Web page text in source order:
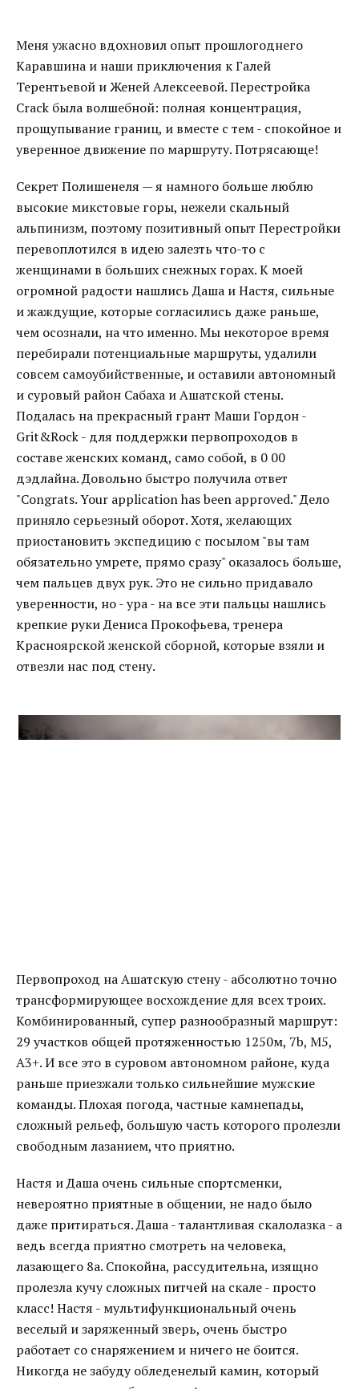
Меня ужасно вдохновил опыт прошлогоднего
Каравшина и наши приключения к Галей
Терентьевой и Женей Алексеевой. Перестройка
Crack была волшебной: полная концентрация,
прощупывание границ, и вместе с тем - спокойное и
уверенное движение по маршруту. Потрясающе!
Секрет Полишенеля — я намного больше люблю
высокие микстовые горы, нежели скальный
альпинизм, поэтому позитивный опыт Перестройки
перевоплотился в идею залезть что-то с
женщинами в больших снежных горах. К моей
огромной радости нашлись Даша и Настя, сильные
и жаждущие, которые согласились даже раньше,
чем осознали, на что именно. Мы некоторое время
перебирали потенциальные маршруты, удалили
совсем самоубийственные, и оставили автономный
и суровый район Сабаха и Ашатской стены.
Подалась на прекрасный грант Маши Гордон -
Grit&Rock - для поддержки первопроходов в
составе женских команд, само собой, в 0 00
дэдлайна. Довольно быстро получила ответ
"Congrats. Your application has been approved." Дело
приняло серьезный оборот. Хотя, желающих
приостановить экспедицию с посылом "вы там
обязательно умрете, прямо сразу" оказалось больше,
чем пальцев двух рук. Это не сильно придавало
уверенности, но - ура - на все эти пальцы нашлись
крепкие руки Дениса Прокофьева, тренера
Красноярской женской сборной, которые взяли и
отвезли нас под стену.
Первопроход на Ашатскую стену - абсолютно точно
трансформирующее восхождение для всех троих.
Комбинированный, супер разнообразный маршрут:
29 участков общей протяженностью 1250м, 7b, M5,
А3+. И все это в суровом автономном районе, куда
раньше приезжали только сильнейшие мужские
команды. Плохая погода, частные камнепады,
сложный рельеф, большую часть которого пролезли
свободным лазанием, что приятно.
Настя и Даша очень сильные спортсменки,
невероятно приятные в общении, не надо было
даже притираться. Даша - талантливая скалолазка - а
ведь всегда приятно смотреть на человека,
лазающего 8а. Спокойна, рассудительна, изящно
пролезла кучу сложных питчей на скале - просто
класс! Настя - мультифункциональный очень
веселый и заряженный зверь, очень быстро
работает со снаряжением и ничего не боится.
Никогда не забуду обледенелый камин, который